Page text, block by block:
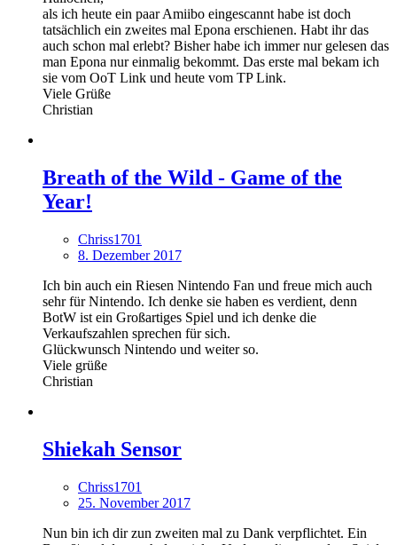
als ich heute ein paar Amiibo eingescannt habe ist doch
tatsächlich ein zweites mal Epona erschienen. Habt ihr das
auch schon mal erlebt? Bisher habe ich immer nur gelesen das
man Epona nur einmalig bekommt. Das erste mal bekam ich
sie vom OoT Link und heute vom TP Link.
Viele Grüße
Christian
Breath of the Wild - Game of the
Year!
Chriss1701
8. Dezember 2017
Ich bin auch ein Riesen Nintendo Fan und freue mich auch
sehr für Nintendo. Ich denke sie haben es verdient, denn
BotW ist ein Großartiges Spiel und ich denke die
Verkaufszahlen sprechen für sich.
Glückwunsch Nintendo und weiter so.
Viele grüße
Christian
Shiekah Sensor
Chriss1701
25. November 2017
Nun bin ich dir zun zweiten mal zu Dank verpflichtet. Ein